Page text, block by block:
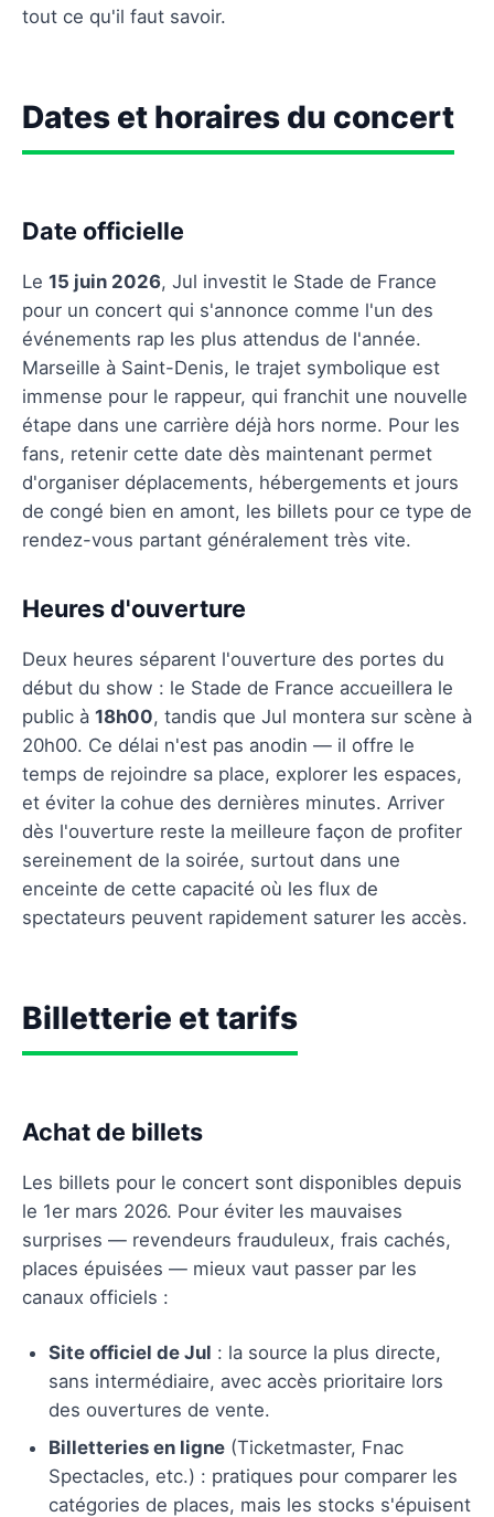
Conseils pratiques pour les spectateurs
tout ce qu'il faut savoir.
Dates et horaires du concert
Date officielle
Le 15 juin 2026, Jul investit le Stade de France
pour un concert qui s'annonce comme l'un des
événements rap les plus attendus de l'année.
Marseille à Saint-Denis, le trajet symbolique est
immense pour le rappeur, qui franchit une nouvelle
étape dans une carrière déjà hors norme. Pour les
fans, retenir cette date dès maintenant permet
d'organiser déplacements, hébergements et jours
de congé bien en amont, les billets pour ce type de
rendez-vous partant généralement très vite.
Heures d'ouverture
Deux heures séparent l'ouverture des portes du
début du show : le Stade de France accueillera le
public à 18h00, tandis que Jul montera sur scène à
20h00. Ce délai n'est pas anodin — il offre le
temps de rejoindre sa place, explorer les espaces,
et éviter la cohue des dernières minutes. Arriver
dès l'ouverture reste la meilleure façon de profiter
sereinement de la soirée, surtout dans une
enceinte de cette capacité où les flux de
spectateurs peuvent rapidement saturer les accès.
Billetterie et tarifs
Achat de billets
Les billets pour le concert sont disponibles depuis
le 1er mars 2026. Pour éviter les mauvaises
surprises — revendeurs frauduleux, frais cachés,
places épuisées — mieux vaut passer par les
canaux officiels :
Site officiel de Jul : la source la plus directe,
sans intermédiaire, avec accès prioritaire lors
des ouvertures de vente.
Billetteries en ligne (Ticketmaster, Fnac
Spectacles, etc.) : pratiques pour comparer les
catégories de places, mais les stocks s'épuisent